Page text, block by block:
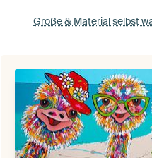
Größe & Material selbst